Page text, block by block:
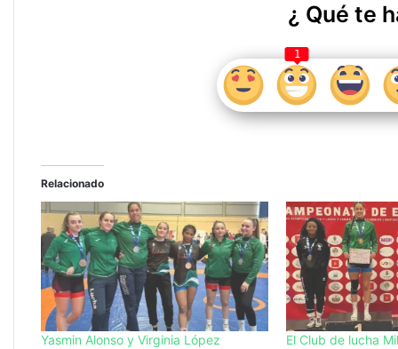
¿ Qué te
1
Relacionado
Yasmin Alonso y Virginia López
El Club de lucha